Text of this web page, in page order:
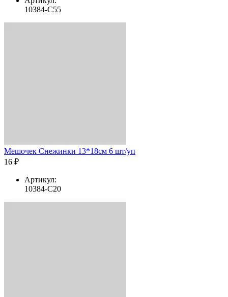
10384-C55
Мешочек Снежинки 13*18см 6 шт/уп
16 ₽
Артикул:
10384-C20